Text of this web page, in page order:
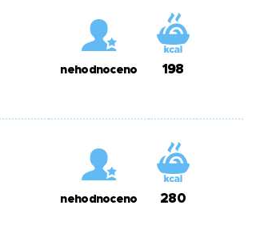
nehodnoceno 198
nehodnoceno 280